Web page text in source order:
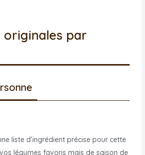
originales par
liste d’ingrédient précise pour cette
légumes favoris mais de saison de